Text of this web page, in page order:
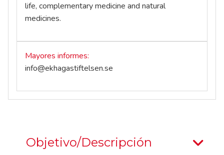
life, complementary medicine and natural
medicines.
Mayores informes
info@ekhagastiftelsen.se
Objetivo/Descripción